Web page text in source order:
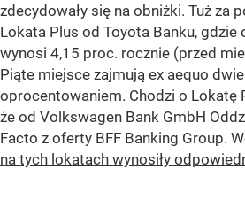
zdecydowały się na obniżki. Tuż za
Lokata Plus od Toyota Banku,
wynosi 4,15 proc. rocznie (przed
Piąte miejsce zajmują ex aequo
oprocentowaniem. Chodzi o Lokatę
że od Volkswagen Bank GmbH
Facto z oferty BFF Banking Group.
na tych lokatach wynosiły